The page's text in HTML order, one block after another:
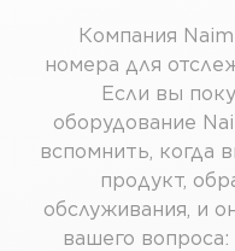
Компания
номера для
Если вы
оборудование
вспомнить, когда
продукт,
обслуживания, и
вашего вопроса: